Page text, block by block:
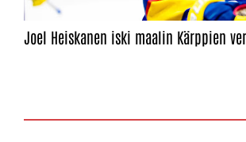
Joel Heiskanen iski maalin Kärppien